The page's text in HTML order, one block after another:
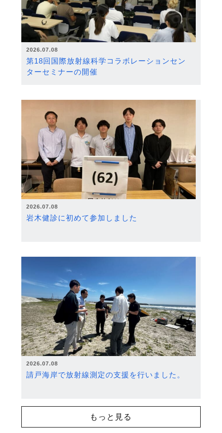
2026.07.08
第18回国際放射線科学コラボレーションセン
ターセミナーの開催
2026.07.08
岩木健診に初めて参加しました
2026.07.08
請戸海岸で放射線測定の支援を行いました。
もっと見る